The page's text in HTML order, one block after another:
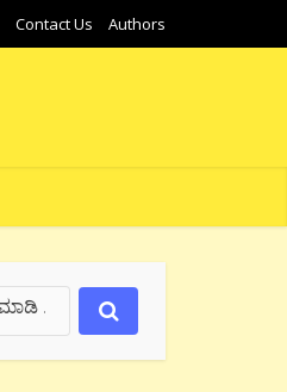
Contact Us Authors